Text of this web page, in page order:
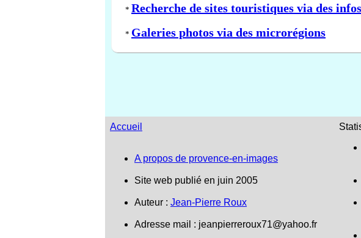
* Recherche de sites touristiques via des
* Galeries photos via des microrégions
Accueil
A propos de provence-en-images
Site web publié en juin 2005
Auteur : Jean-Pierre Roux
Adresse mail : jeanpierreroux71@yahoo.fr